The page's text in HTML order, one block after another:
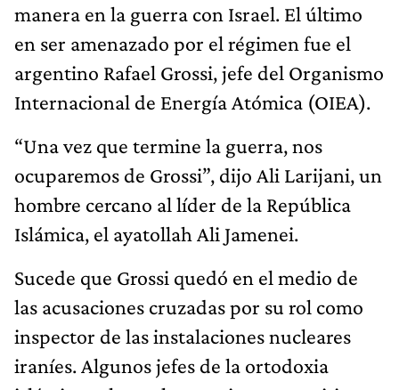
manera en la guerra con Israel. El último
en ser amenazado por el régimen fue el
argentino Rafael Grossi, jefe del Organismo
Internacional de Energía Atómica (OIEA).
“Una vez que termine la guerra, nos
ocuparemos de Grossi”, dijo Ali Larijani, un
hombre cercano al líder de la República
Islámica, el ayatollah Ali Jamenei.
Sucede que Grossi quedó en el medio de
las acusaciones cruzadas por su rol como
inspector de las instalaciones nucleares
iraníes. Algunos jefes de la ortodoxia